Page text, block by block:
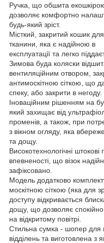
Ручка, що обшита
дозволяє комфортно
будь-який зріст.
Місткий, закритий кошик
тканини, яка є надійною в
експлуатації та легко
Зимова буда коляски
вентиляційним отвором,
антимоскітною сіткою, що
спеку, або закрити в негоду.
Іноваційним рішенням на
який захищає від
променів, а також, при
з вікном огляду, яка вбереже
та дощу.
Високотехнологічні
впевненості, що візок
зафіксовано.
Модель додатково
москітною сіткою (яка для
доступу відкривається
дощу, що дозволяє
на відкритому повітрі.
Стильна сумка - шопер для
відділень та виготовлена з